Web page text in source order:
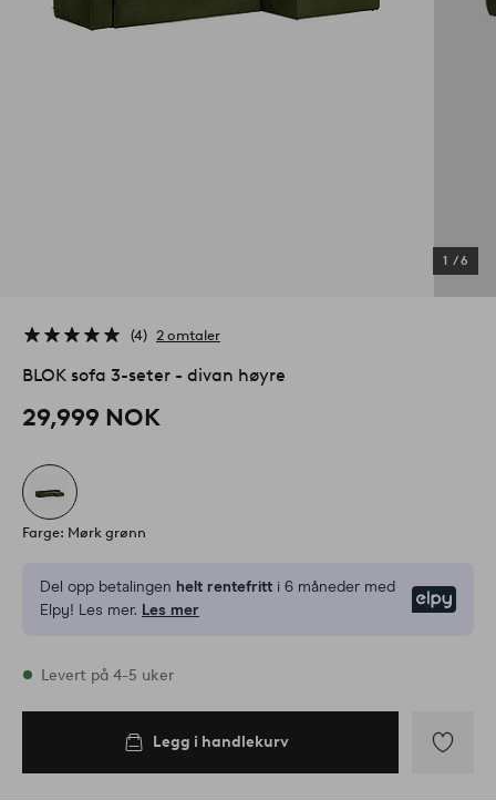
1 /6
4 2 omtaler
BLOK sofa 3-seter - divan høyre
29,999 NOK
Farge: Mørk grønn
Del opp betalingen helt rentefritt i 6 måneder med
Elpy! Les mer. Les mer
På lager
Levert på 4-5 uker
Legg i handlekurv